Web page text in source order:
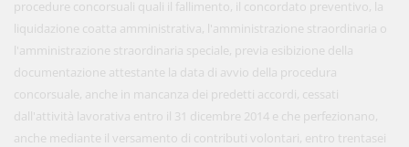
procedure concorsuali quali il fallimento, il concordato preventivo, la
liquidazione coatta amministrativa, l'amministrazione straordinaria o
l'amministrazione straordinaria speciale, previa esibizione della
documentazione attestante la data di avvio della procedura
concorsuale, anche in mancanza dei predetti accordi, cessati
dall'attività lavorativa entro il 31 dicembre 2014 e che perfezionano,
anche mediante il versamento di contributi volontari, entro trentasei